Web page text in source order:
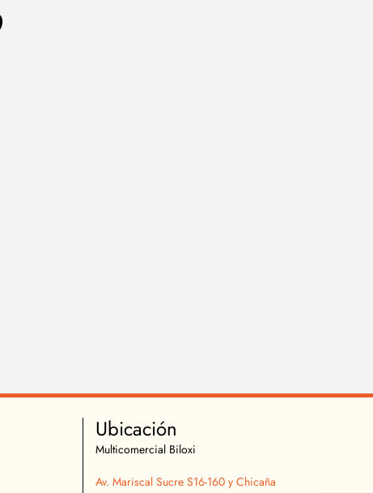
Ubicación
Multicomercial Biloxi
Av. Mariscal Sucre S16-160 y Chicaña